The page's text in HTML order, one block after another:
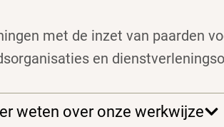
met de inzet van paarden
en
weten over onze werkwijze